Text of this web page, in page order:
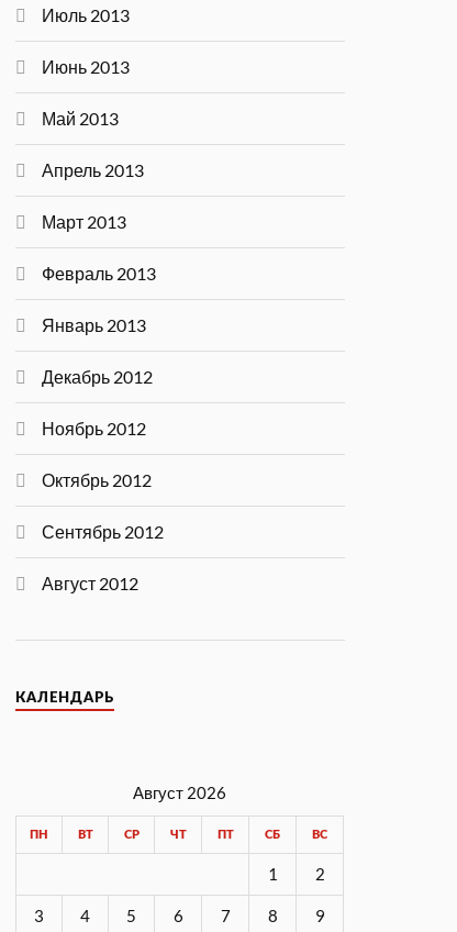
Июль 2013
Июнь 2013
Май 2013
Апрель 2013
Март 2013
Февраль 2013
Январь 2013
Декабрь 2012
Ноябрь 2012
Октябрь 2012
Сентябрь 2012
Август 2012
КАЛЕНДАРЬ
Август 2026
ПН ВТ СР ЧТ ПТ СБ ВС
1 2
3 4 5 6 7 8 9